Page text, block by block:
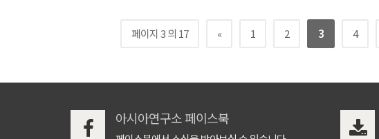
페이지 3 의 17 « 1 2 3 4
아시아연구소 페이스북